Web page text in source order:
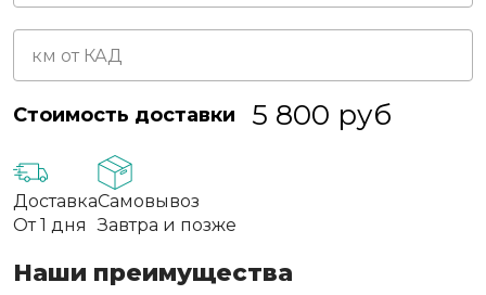
Стоимость доставки 5 800 руб
Доставка
От 1 дня
Самовывоз
Завтра и позже
Наши преимущества